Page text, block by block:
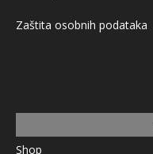
Zaštita osobnih podataka
Shop